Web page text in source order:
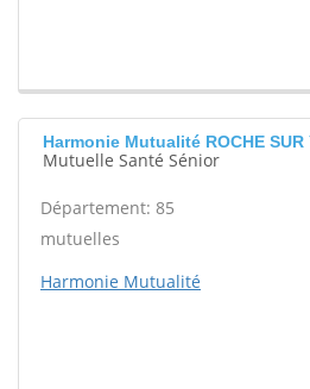
Harmonie Mutualité ROCHE SUR
Mutuelle Santé Sénior
Département: 85
mutuelles
Harmonie Mutualité